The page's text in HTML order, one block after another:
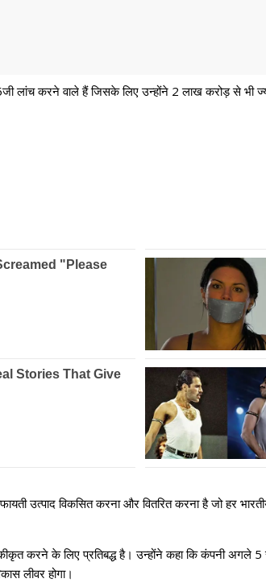
लांच करने वाले हैं जिसके लिए उन्होंने 2 लाख करोड़ से भी
उत्पाद विकसित करना और वितरित करना है जो हर
करने के लिए प्रतिबद्ध है। उन्होंने कहा कि कंपनी
लीवर होगा।